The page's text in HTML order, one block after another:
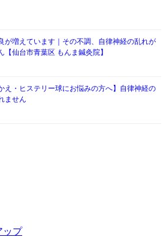
が増えています｜その不調、自律神経の乱れが
【仙台市青葉区 もんま鍼灸院】
え・ヒステリー球にお悩みの方へ】自律神経の
ません
ップ